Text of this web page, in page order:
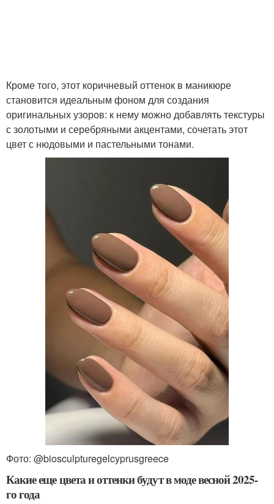
Кроме того, этот коричневый оттенок в маникюре
становится идеальным фоном для создания
оригинальных узоров: к нему можно добавлять текстуры
с золотыми и серебряными акцентами, сочетать этот
цвет с нюдовыми и пастельными тонами.
Фото: @biosculpturegelcyprusgreece
Какие еще цвета и оттенки будут в моде весной 2025-
го года